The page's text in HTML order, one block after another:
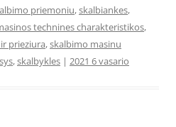
priemoniu,skalbiankes,
technines charakteristikos,
prieziura,skalbimo masinu
,skalbykles | 2021 6 vasario